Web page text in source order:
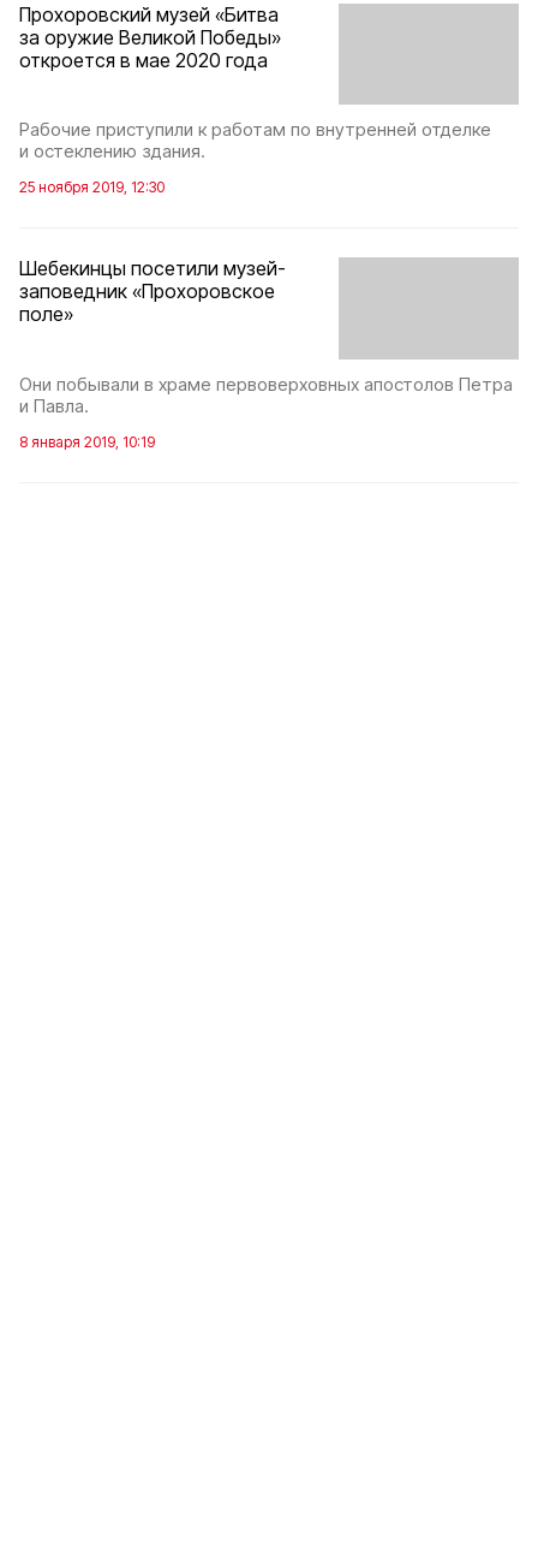
Прохоровский музей «Битва
за оружие Великой Победы»
откроется в мае 2020 года
Рабочие приступили к работам по внутренней отделке
и остеклению здания.
25 ноября 2019, 12:30
Шебекинцы посетили музей-
заповедник «Прохоровское
поле»
Они побывали в храме первоверховных апостолов Петра
и Павла.
8 января 2019, 10:19